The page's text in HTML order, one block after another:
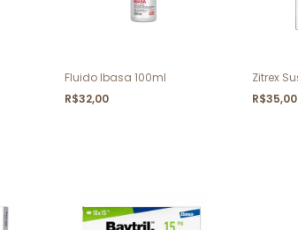
Fluido Ibasa 100ml
R$32,00
Zitrex
R$35,00